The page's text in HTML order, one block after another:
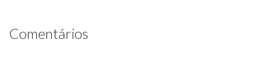
Comentários